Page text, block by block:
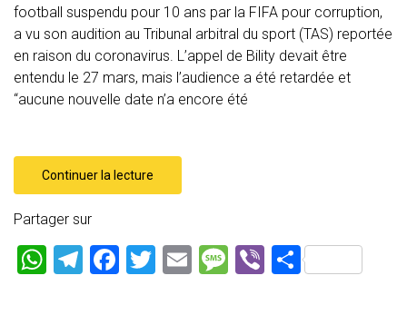
football suspendu pour 10 ans par la FIFA pour corruption,
a vu son audition au Tribunal arbitral du sport (TAS) reportée
en raison du coronavirus. L’appel de Bility devait être
entendu le 27 mars, mais l’audience a été retardée et
“aucune nouvelle date n’a encore été
Continuer la lecture
Partager sur
W T
F
T
E
M Vi P